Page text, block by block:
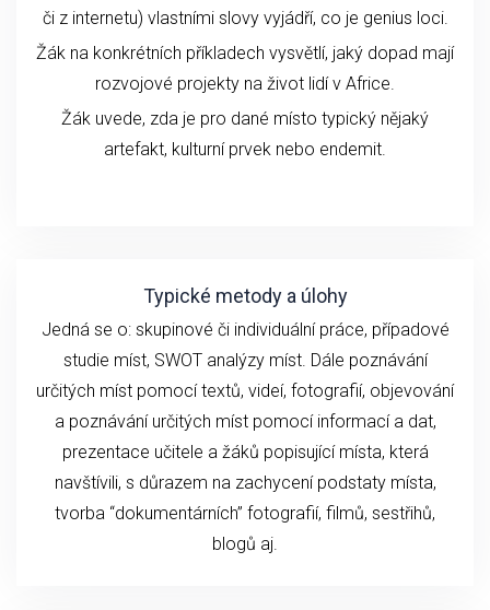
či z internetu) vlastními slovy vyjádří, co je genius loci.
Žák na konkrétních příkladech vysvětlí, jaký dopad mají
rozvojové projekty na život lidí v Africe.
Žák uvede, zda je pro dané místo typický nějaký
artefakt, kulturní prvek nebo endemit.
Typické metody a úlohy
Jedná se o: skupinové či individuální práce, případové
studie míst, SWOT analýzy míst. Dále poznávání
určitých míst pomocí textů, videí, fotografií, objevování
a poznávání určitých míst pomocí informací a dat,
prezentace učitele a žáků popisující místa, která
navštívili, s důrazem na zachycení podstaty místa,
tvorba “dokumentárních” fotografií, filmů, sestřihů,
blogů aj.